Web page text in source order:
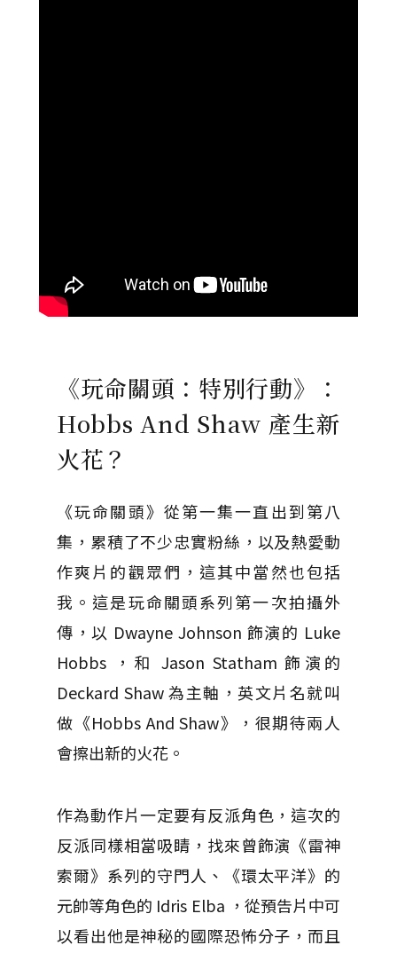
《玩命關頭：特別行動》：
Hobbs And Shaw 產生新
火花？
《玩命關頭》從第一集一直出到第八
集，累積了不少忠實粉絲，以及熱愛動
作爽片的觀眾們，這其中當然也包括
我。這是玩命關頭系列第一次拍攝外
傳，以 Dwayne Johnson 飾演的 Luke
Hobbs ，和 Jason Statham 飾演的
Deckard Shaw 為主軸，英文片名就叫
做《Hobbs And Shaw》，很期待兩人
會擦出新的火花。
作為動作片一定要有反派角色，這次的
反派同樣相當吸睛，找來曾飾演《雷神
索爾》系列的守門人、《環太平洋》的
元帥等角色的 Idris Elba ，從預告片中可
以看出他是神秘的國際恐怖分子，而且